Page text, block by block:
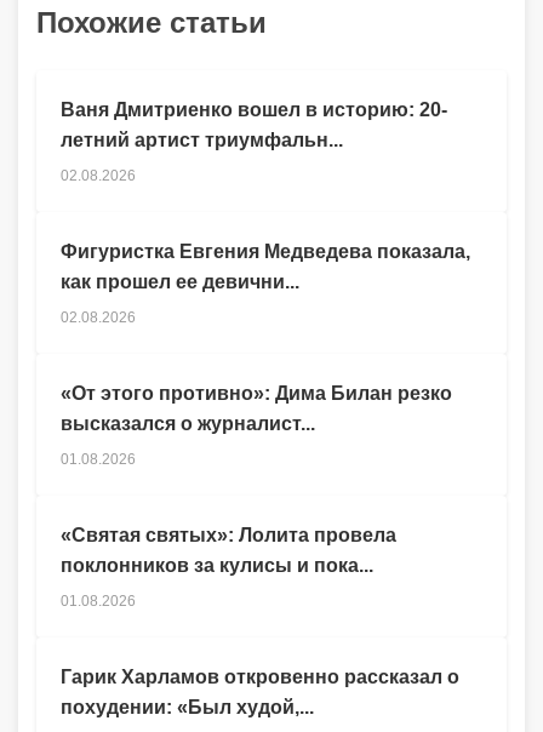
Похожие статьи
Гарик Харламов откровенно рассказал о
похудении: «Был худой,...
Ваня Дмитриенко вошел в историю: 20-
летний артист триумфальн...
02.08.2026
Фигуристка Евгения Медведева показала,
как прошел ее девични...
02.08.2026
«От этого противно»: Дима Билан резко
высказался о журналист...
01.08.2026
«Святая святых»: Лолита провела
поклонников за кулисы и пока...
01.08.2026